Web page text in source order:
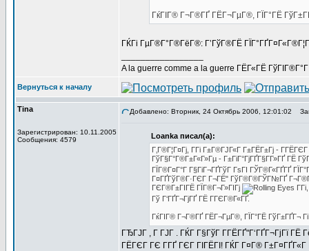
ГќГІГ® Г¬Г®ГҐ ГЁГ¬ГµГ®, ГЇГ°ГЁ
ГЌГі ГµГ®Г°Г®ГёГ®: Г’ГўГ®ГЁ
A la guerre comme a la guerre ГЁГ«ГЁ
Вернуться к началу
Tina
Зарегистрирован: 10.11.2005
Сообщения: 4579
Добавлено: Вторник, 24 Октябрь 2006, 12:01:02
Loanka писал(а):
Г‚Г®Г¦Г¤Гј, Г­Гі Г±Г®ГЈГ«Г Г±ГЁГ±Гј -
ГўГ§Г°Г®Г±Г«Г»Гµ - Г±ГіГ°ГјГҐГ§Г­Г»ГҐ ГЁ
ГЇГ®Г¤Г°Г Г§ГіГ¬ГҐГўГ ГѕГІ ГЎГ®Г«ГҐГҐ
Г¤ГҐГўГ®Г·ГЄГ Г¬ГЁ" ГўГ®Г®ГЎГ№ГҐ
ГЄГ®Г±ГІГЁ ГЇГ®Г¬Г»ГІГј
Гў Г‘ГҐГ¬ГјГҐ ГЁ ГГЄГ®Г«ГҐ.
ГќГІГ® Г¬Г®ГҐ ГЁГ¬ГµГ®, ГЇГ°ГЁ ГўГ±ГҐГ¬
ГЂГЈГ , Г ГЈГ . ГЌГ Г§ГўГ Г­ГЁГҐ"Г‘ГҐГ¬ГјГї
ГЁГЄГ ГЄ Г­ГҐ ГЄГ ГІГЁГІ! ГЌГ Г¤Г® Г±Г¤ГҐГ«Г